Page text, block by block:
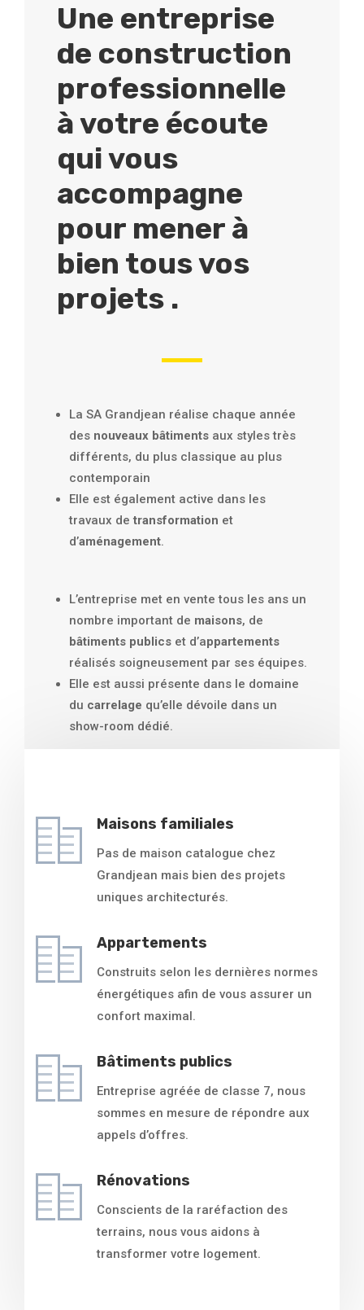
Une entreprise
de construction
professionnelle
à votre écoute
qui vous
accompagne
pour mener à
bien tous vos
projets .
La SA Grandjean réalise chaque année
des nouveaux bâtiments aux styles très
différents, du plus classique au plus
contemporain
Elle est également active dans les
travaux de transformation et
d’aménagement.
L’entreprise met en vente tous les ans un
nombre important de maisons, de
bâtiments publics et d’appartements
réalisés soigneusement par ses équipes.
Elle est aussi présente dans le domaine
du carrelage qu’elle dévoile dans un
show-room dédié.
Maisons familiales
Pas de maison catalogue chez
Grandjean mais bien des projets
uniques architecturés.
Appartements
Construits selon les dernières normes
énergétiques afin de vous assurer un
confort maximal.
Bâtiments publics
Entreprise agréée de classe 7, nous
sommes en mesure de répondre aux
appels d’offres.
Rénovations
Conscients de la raréfaction des
terrains, nous vous aidons à
transformer votre logement.